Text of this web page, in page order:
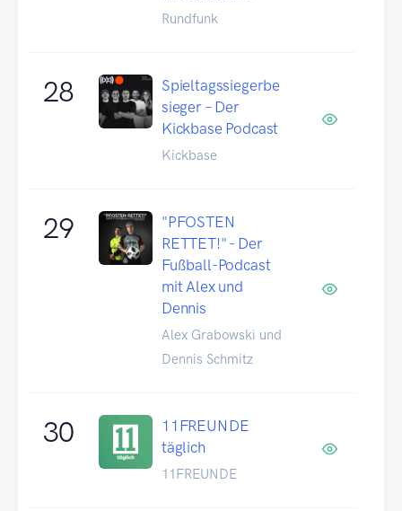
Rundfunk
28
Spieltagssiegerbe
sieger – Der
Kickbase Podcast
Kickbase
29
"PFOSTEN
RETTET!" - Der
Fußball-Podcast
mit Alex und
Dennis
Alex Grabowski und
Dennis Schmitz
30
11FREUNDE
täglich
11FREUNDE